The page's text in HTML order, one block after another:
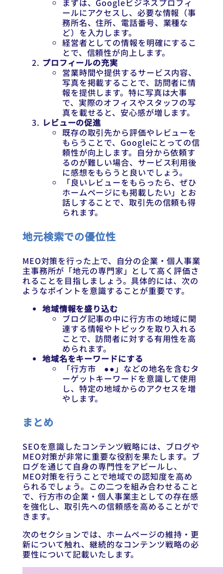
まずは、Googleビジネスプロフィ
ールにアクセスし、必要な情報（事
務所名、住所、電話番号、業種な
ど）を入力します。
経営者としての情報を明確にするこ
とで、信頼性が向上します。
プロフィールの充実
営業時間や提供するサービス内容、
写真を掲載することで、訪問者に情
報を提供します。特に写真は大事
で、実際のオフィスやスタッフの写
真を載せると、安心感が増します。
レビューの促進
既存の取引先から評価やレビューを
もらうことで、Googleにとっての信
頼性が向上します。自分から依頼す
るのが難しい場合、サービス利用後
に感想をもらうと良いでしょう。
「良いレビューをもらったら、ぜひ
ホームページにも掲載したい」とお
話しすることで、取引先の信頼も得
られます。
地元検索での優位性
MEO対策を行った上で、自分の企業・個人事業
主事務所が「地元の専門家」として高く評価さ
れることを目指しましょう。具体的には、次の
ようなポイントを意識することが重要です。
地域情報を盛り込む
ブログ記事の中に行方市の地域に関
連する情報やトピックを取り入れる
ことで、訪問者に対する有用性を高
められます。
地域名をキーワードにする
「行方市 ●●」などの地名を含むタ
ーゲットキーワードを意識して使用
し、特定の地域からのアクセスを増
やします。
まとめ
SEOを意識したコンテンツ戦略には、ブログや
MEO対策が非常に重要な役割を果たします。ブ
ログを通じて自身の専門性をアピールし、
MEO対策を行うことで地域での認知度を高め
られるでしょう。この二つを組み合わせること
で、行方市の企業・個人事業主としての存在感
を強化し、取引先への信頼感を高めることがで
きます。
次のセクションでは、ホームページの維持・更
新について触れ、継続的なコンテンツ戦略の必
要性について記載いたします。